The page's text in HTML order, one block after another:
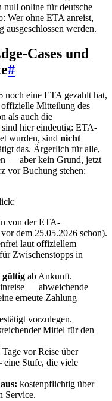
null online für deutsche
Wer ohne ETA anreist,
werden.
Cases und
#
noch eine ETA gezahlt hat,
Mitteilung des
als auch die
sind hier eindeutig: ETA-
wurden, sind nicht
das. Ärgerlich für alle,
— aber kein Grund, jetzt
vor Buchung stehen:
von der ETA-
dem 25.05.2026 schon).
laut offiziellem
Zwischenstopps in
gültig ab Ankunft.
— abweichende
erneute Zahlung
vorzulegen.
Mittel für den
vor Reise über
Stufe, die viele
kostenpflichtig über
Service.